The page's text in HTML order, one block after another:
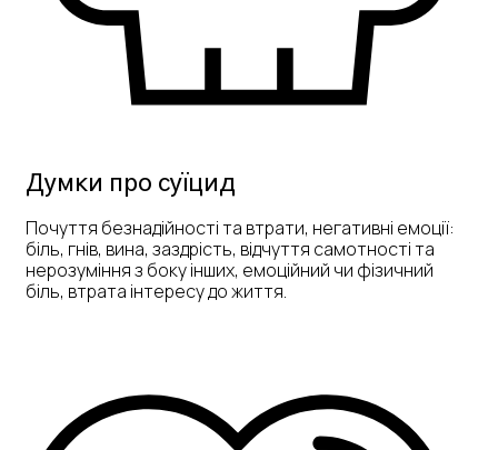
Думки про суїцид
Почуття безнадійності та втрати, негативні емоції:
біль, гнів, вина, заздрість, відчуття самотності та
нерозуміння з боку інших, емоційний чи фізичний
біль, втрата інтересу до життя.